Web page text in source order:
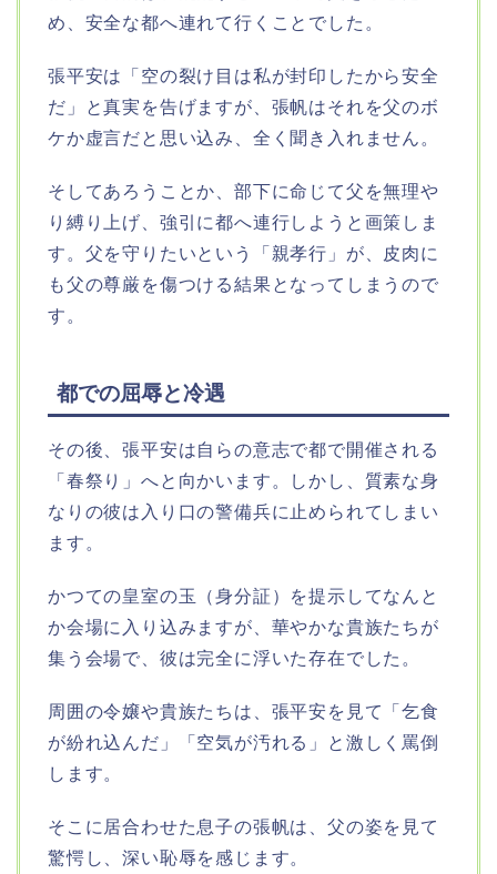
め、安全な都へ連れて行くことでした。
張平安は「空の裂け目は私が封印したから安全
だ」と真実を告げますが、張帆はそれを父のボ
ケか虚言だと思い込み、全く聞き入れません。
そしてあろうことか、部下に命じて父を無理や
り縛り上げ、強引に都へ連行しようと画策しま
す。父を守りたいという「親孝行」が、皮肉に
も父の尊厳を傷つける結果となってしまうので
す。
都での屈辱と冷遇
その後、張平安は自らの意志で都で開催される
「春祭り」へと向かいます。しかし、質素な身
なりの彼は入り口の警備兵に止められてしまい
ます。
かつての皇室の玉（身分証）を提示してなんと
か会場に入り込みますが、華やかな貴族たちが
集う会場で、彼は完全に浮いた存在でした。
周囲の令嬢や貴族たちは、張平安を見て「乞食
が紛れ込んだ」「空気が汚れる」と激しく罵倒
します。
そこに居合わせた息子の張帆は、父の姿を見て
驚愕し、深い恥辱を感じます。